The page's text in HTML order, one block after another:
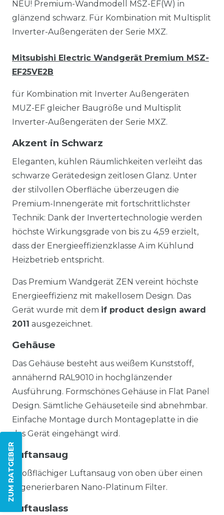
ZUM RATGEBER
NEU! Premium-Wandmodell MSZ-EF(W) in
glänzend schwarz. Für Kombination mit Multisplit
Inverter-Außengeräten der Serie MXZ.
Mitsubishi Electric Wandgerät Premium MSZ-
EF25VE2B
für Kombination mit Inverter Außengeräten
MUZ-EF gleicher Baugröße und Multisplit
Inverter-Außengeräten der Serie MXZ.
Akzent in Schwarz
Eleganten, kühlen Räumlichkeiten verleiht das
schwarze Gerätedesign zeitlosen Glanz. Unter
der stilvollen Oberfläche überzeugen die
Premium-Innengeräte mit fortschrittlichster
Technik: Dank der Invertertechnologie werden
höchste Wirkungsgrade von bis zu 4,59 erzielt,
dass der Energieeffizienzklasse A im Kühlund
Heizbetrieb entspricht.
Das Premium Wandgerät ZEN vereint höchste
Energieeffizienz mit makellosem Design. Das
Gerät wurde mit dem if product design award
2011 ausgezeichnet.
Gehäuse
Das Gehäuse besteht aus weißem Kunststoff,
annähernd RAL9010 in hochglänzender
Ausführung. Formschönes Gehäuse in Flat Panel
Design. Sämtliche Gehäuseteile sind abnehmbar.
Einfache Montage durch Montageplatte in die
das Gerät eingehängt wird.
Luftansaug
Großflächiger Luftansaug von oben über einen
regenerierbaren Nano-Platinum Filter.
Luftauslass